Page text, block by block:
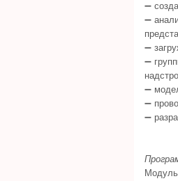
➖
➖
➖
➖
➖
➖
➖